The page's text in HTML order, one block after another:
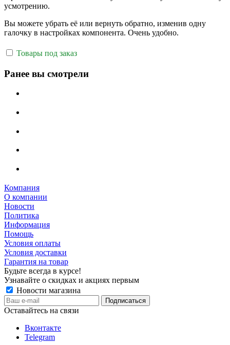
усмотрению.
Вы можете убрать её или вернуть обратно, изменив одну
галочку в настройках компонента. Очень удобно.
Товары под заказ
Ранее вы смотрели
Компания
О компании
Новости
Политика
Информация
Помощь
Условия оплаты
Условия доставки
Гарантия на товар
Будьте всегда в курсе!
Узнавайте о скидках и акциях первым
Новости магазина
Оставайтесь на связи
Вконтакте
Telegram